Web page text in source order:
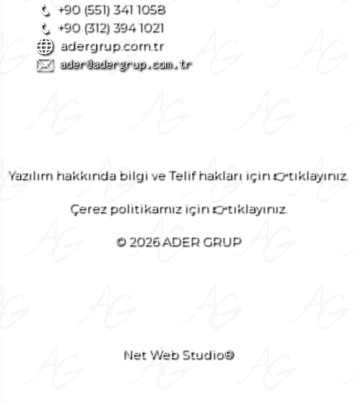
+90 (551) 341 1058
+90 (312) 394 1021
adergrup.com.tr
Yazılım hakkında bilgi ve Telif hakları için 👉tıklayınız.
Çerez politikamız için 👉tıklayınız.
© 2026 ADER GRUP
Net Web Studio®